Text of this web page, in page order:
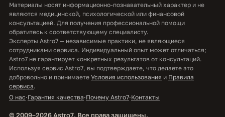
Материалы носят информационно-познавательный характер и не
являются медицинской, психологической или финансовой
консультацией. Для получения профессиональной помощи
обратитесь к соответствующему специалисту.
Эксперты Astro7 — независимые практики, не являющиеся
сотрудниками сервиса. Индивидуальный опыт может отличаться;
Astro7 не гарантирует конкретных результатов от консультаций.
Используя сервис Astro7, вы подтверждаете, что делаете это
добровольно и принимаете Условия использования и Правила
сервиса.
О нас·Гарантия качества·Почему Astro7·Контакты
© 2009–2026 Astro7. Все права защищены.